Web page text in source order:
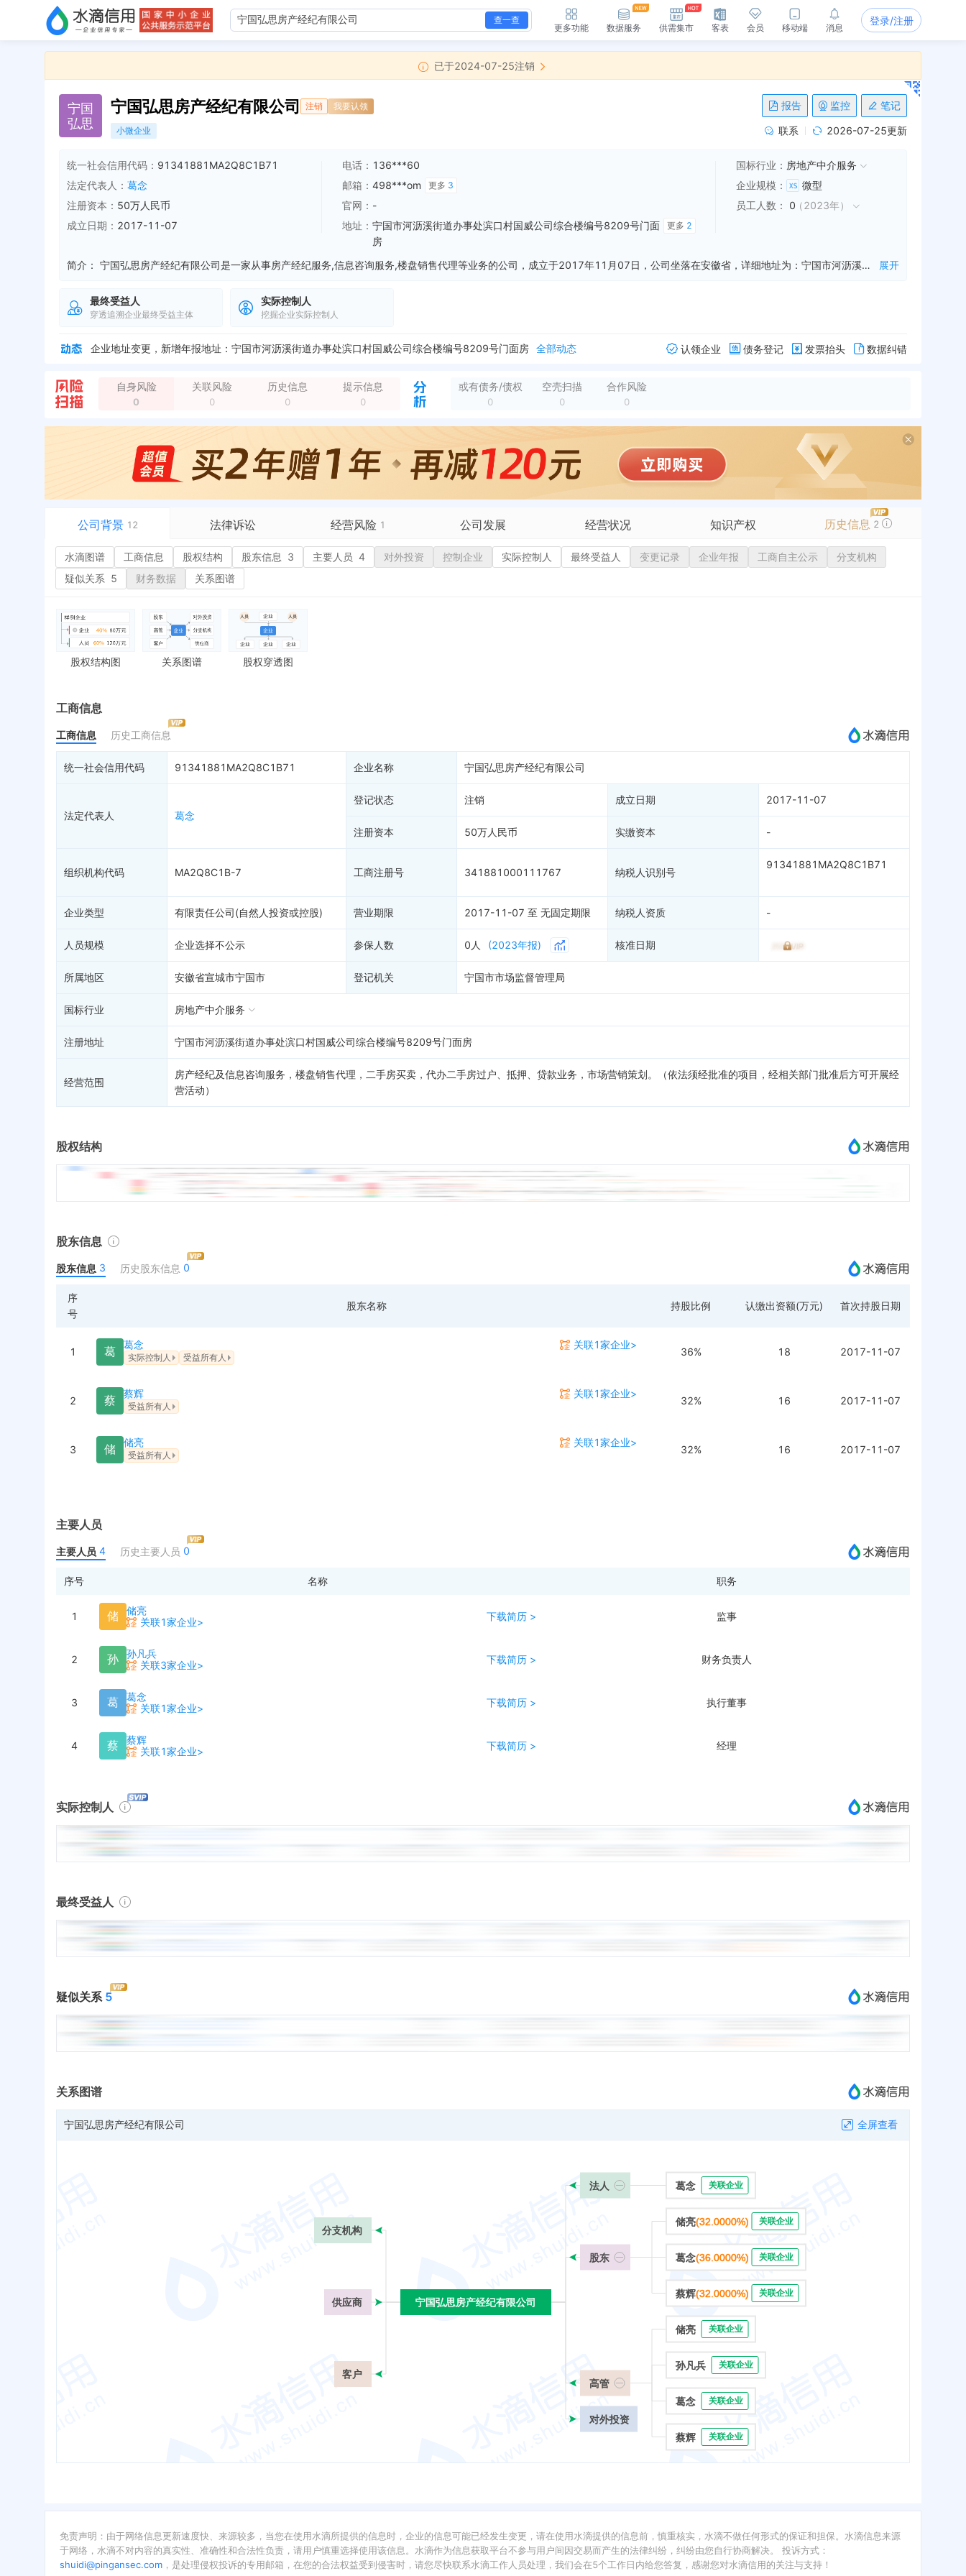
查一查
更多功能 数据服务 供需集市 客表 会员 移动端 消息
登录/注册
已于2024-07-25注销
宁国
弘思
宁国弘思房产经纪有限公司 注销 我要认领 报告 监控 笔记
小微企业 联系 2026-07-25更新
统一社会信用代码： 91341881MA2Q8C1B71
法定代表人： 葛念
注册资本： 50万人民币
成立日期： 2017-11-07
电话： 136***60
邮箱： 498***om 更多 3
官网： -
地址： 宁国市河沥溪街道办事处滨口村国威公司综合楼编号8209号门面
房
更多 2
国标行业： 房地产中介服务
企业规模 ：
微型
员工人数 ： 0（2023年）
简介： 宁国弘思房产经纪有限公司是一家从事房产经纪服务,信息咨询服务,楼盘销售代理等业务的公司，成立于2017年11月07日，公司坐落在安徽省，详细地址为：宁国市河沥溪街道办事处滨口村国威公司综合楼编号8209号门面房;经国家企业信用信息公示系统查询得知，宁国弘思房产经纪有限公司的信用代码/税号为91341881MA2Q8C1B71，法人是葛念，注册资本为50.000000万人民币，企业的经营范围为:房产经纪及信息咨询服务，楼盘销售代理，二手房买卖，代办二手房过户、抵押、贷款业务，市场营销策划。（依法须经批准的项目，经相关部门批准后方可开展经营活动） 展开
最终受益人
穿透追溯企业最终受益主体
实际控制人
挖掘企业实际控制人
企业地址变更，新增年报地址：安徽省宁国市河沥溪工业园区
全部动态
新增行政许可，许可机关：宣城市工商质监局 许可内容：市场主体设立登记
全部动态
全部动态
认领企业 债务登记 发票抬头 数据纠错
自身风险
0
关联风险
0
历史信息
0
提示信息
0
或有债务/债权
0
空壳扫描
0
合作风险
0
公司背景 12 法律诉讼 经营风险 1 公司发展 经营状况 知识产权 历史信息 2
水滴图谱
工商信息
股东信息
主要人员 4
对外投资
控制企业
最终受益人
企业年报
工商自主公示
财务数据
司法案件
立案信息
法院公告
裁判文书
送达公告
被执行人
终本案件
询价评估
司法协助
或有债务债权
1
注销备案
融资历史
招投标
信用评价
进出口信用
地块公示
客户
商标信息
成为vip查看
水滴图谱 工商信息 股权结构 股东信息 3 主要人员 4 对外投资 控制企业 实际控制人 最终受益人 变更记录 企业年报 工商自主公示
分支机构
疑似关系 5 财务数据 关系图谱
股权结构图 关系图谱 股权穿透图
工商信息
工商信息 历史工商信息
统一社会信用代码 91341881MA2Q8C1B71 企业名称 宁国弘思房产经纪有限公司
法定代表人 葛念
登记状态 注销 成立日期 2017-11-07
注册资本 50万人民币 实缴资本 -
组织机构代码 MA2Q8C1B-7 工商注册号 341881000111767 纳税人识别号
91341881MA2Q8C1B71
企业类型 有限责任公司(自然人投资或控股) 营业期限 2017-11-07 至 无固定期限 纳税人资质 -
人员规模 企业选择不公示 参保人数 0人 (2023年报) 核准日期
所属地区 安徽省宣城市宁国市 登记机关 宁国市市场监督管理局
国标行业 房地产中介服务
注册地址 宁国市河沥溪街道办事处滨口村国威公司综合楼编号8209号门面房
经营范围
房产经纪及信息咨询服务，楼盘销售代理，二手房买卖，代办二手房过户、抵押、贷款业务，市场营销策划。（依法须经批准的项目，经相关部门批准后方可开展经
营活动）
股权结构
股东信息
股东信息 3 历史股东信息 0
序
号
股东名称 持股比例 认缴出资额(万元) 首次持股日期
1 葛
葛念 关联1家企业>
实际控制人 受益所有人 36% 18 2017-11-07
2 蔡
蔡辉 关联1家企业>
受益所有人 32% 16 2017-11-07
3 储
储亮 关联1家企业>
受益所有人 32% 16 2017-11-07
主要人员
主要人员 4 历史主要人员 0
序号 名称 职务
1 储
储亮
关联1家企业>
下载简历 > 监事
2 孙
孙凡兵
关联3家企业>
下载简历 > 财务负责人
3 葛
葛念
关联1家企业>
下载简历 > 执行董事
4 蔡
蔡辉
关联1家企业>
下载简历 > 经理
实际控制人
最终受益人
疑似关系 5
关系图谱
宁国弘思房产经纪有限公司 全屏查看
宁国弘思房产经纪有限公司
分支机构
供应商
客户
宁国弘思房产经纪有限公司
法人
股东
高管
对外投资
葛念 关联企业
储亮(32.0000%) 关联企业
葛念(36.0000%) 关联企业
蔡辉(32.0000%) 关联企业
储亮 关联企业
孙凡兵 关联企业
葛念 关联企业
蔡辉 关联企业
免责声明：由于网络信息更新速度快、来源较多，当您在使用水滴所提供的信息时，企业的信息可能已经发生变更，请在使用水滴提供的信息前，慎重核实，水滴不做任何形式的保证和担保。水滴信息来源
于网络，水滴不对内容的真实性、准确性和合法性负责，请用户慎重选择使用该信息。水滴作为信息获取平台不参与用户间因交易而产生的法律纠纷，纠纷由您自行协商解决。 投诉方式：
shuidi@pingansec.com ，是处理侵权投诉的专用邮箱，在您的合法权益受到侵害时，请您尽快联系水滴工作人员处理，我们会在5个工作日内给您答复，感谢您对水滴信用的关注与支持！